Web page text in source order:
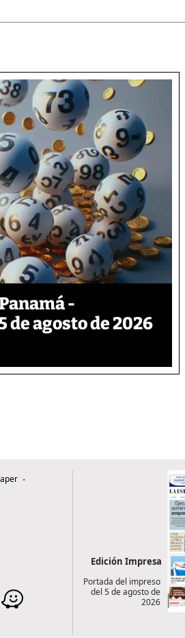
-
de agosto de 2026
Edición Impresa
Portada del impreso
del 5 de agosto de
2026